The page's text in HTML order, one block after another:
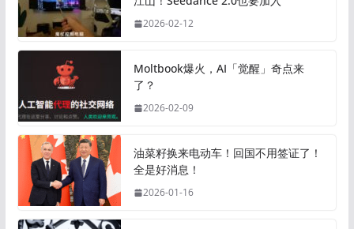
2026-02-12
Moltbook爆火，AI「觉醒」奇点来
了？
2026-02-09
油菜籽换来电动车！回国不用签证了！
全是好消息！
2026-01-16